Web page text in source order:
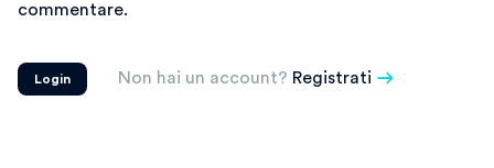
commentare.
Login Non hai un account? Registrati